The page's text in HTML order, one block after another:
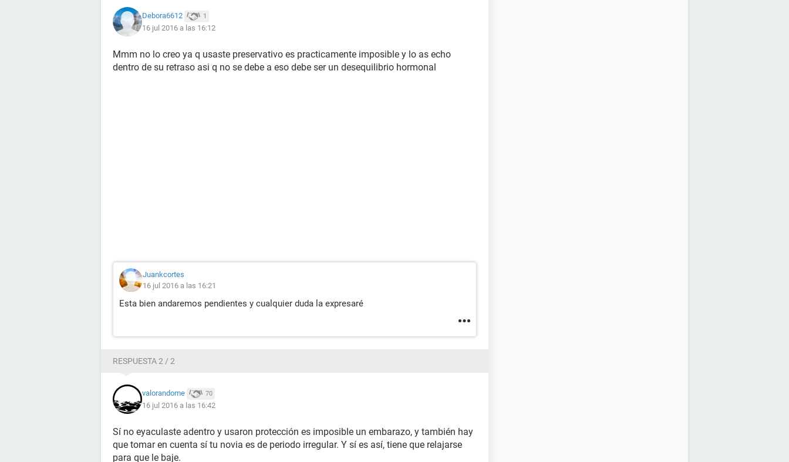
Debora6612 1
16 jul 2016 a las 16:12
Mmm no lo creo ya q usaste preservativo es practicamente imposible y lo as echo
dentro de su retraso asi q no se debe a eso debe ser un desequilibrio hormonal
Juankcortes
16 jul 2016 a las 16:21
Esta bien andaremos pendientes y cualquier duda la expresaré
RESPUESTA 2 / 2
valorandome 70
16 jul 2016 a las 16:42
Sí no eyaculaste adentro y usaron protección es imposible un embarazo, y también hay
que tomar en cuenta sí tu novia es de periodo irregular. Y sí es así, tiene que relajarse
para que le baje.